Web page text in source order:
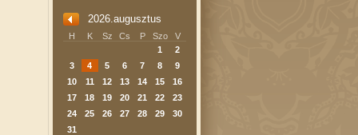
2026.augusztus
H K Sz Cs P Szo
V
1
2
3
4 5 6 7 8
9
10
11 12 13 14 15
16
17
18 19 20 21 22
23
24
25 26 27 28 29
30
31